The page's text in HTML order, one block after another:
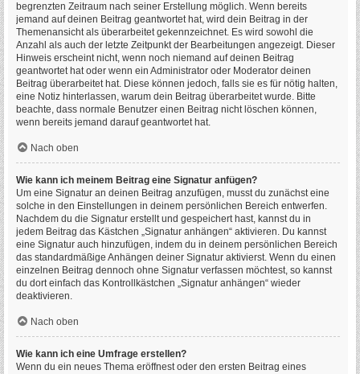
begrenzten Zeitraum nach seiner Erstellung möglich. Wenn bereits
jemand auf deinen Beitrag geantwortet hat, wird dein Beitrag in der
Themenansicht als überarbeitet gekennzeichnet. Es wird sowohl die
Anzahl als auch der letzte Zeitpunkt der Bearbeitungen angezeigt. Dieser
Hinweis erscheint nicht, wenn noch niemand auf deinen Beitrag
geantwortet hat oder wenn ein Administrator oder Moderator deinen
Beitrag überarbeitet hat. Diese können jedoch, falls sie es für nötig halten,
eine Notiz hinterlassen, warum dein Beitrag überarbeitet wurde. Bitte
beachte, dass normale Benutzer einen Beitrag nicht löschen können,
wenn bereits jemand darauf geantwortet hat.
Nach oben
Wie kann ich meinem Beitrag eine Signatur anfügen?
Um eine Signatur an deinen Beitrag anzufügen, musst du zunächst eine
solche in den Einstellungen in deinem persönlichen Bereich entwerfen.
Nachdem du die Signatur erstellt und gespeichert hast, kannst du in
jedem Beitrag das Kästchen „Signatur anhängen“ aktivieren. Du kannst
eine Signatur auch hinzufügen, indem du in deinem persönlichen Bereich
das standardmäßige Anhängen deiner Signatur aktivierst. Wenn du einen
einzelnen Beitrag dennoch ohne Signatur verfassen möchtest, so kannst
du dort einfach das Kontrollkästchen „Signatur anhängen“ wieder
deaktivieren.
Nach oben
Wie kann ich eine Umfrage erstellen?
Wenn du ein neues Thema eröffnest oder den ersten Beitrag eines